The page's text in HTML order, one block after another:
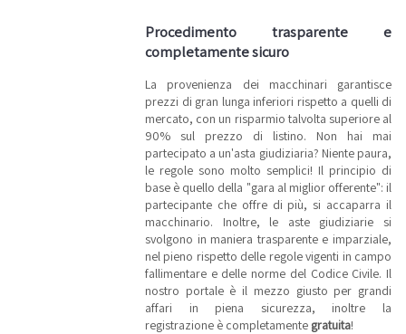
Procedimento trasparente e
completamente sicuro
La provenienza dei macchinari garantisce
prezzi di gran lunga inferiori rispetto a quelli di
mercato, con un risparmio talvolta superiore al
90% sul prezzo di listino. Non hai mai
partecipato a un'asta giudiziaria? Niente paura,
le regole sono molto semplici! Il principio di
base è quello della "gara al miglior offerente": il
partecipante che offre di più, si accaparra il
macchinario. Inoltre, le aste giudiziarie si
svolgono in maniera trasparente e imparziale,
nel pieno rispetto delle regole vigenti in campo
fallimentare e delle norme del Codice Civile. Il
nostro portale è il mezzo giusto per grandi
affari in piena sicurezza, inoltre la
registrazione è completamente gratuita!